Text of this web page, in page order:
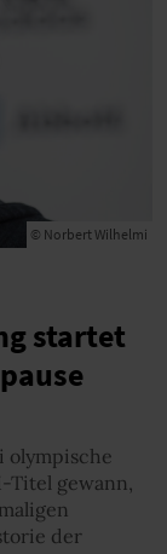
© Norbert Wilhelmi
startet
olympische
Titel gewann,
der